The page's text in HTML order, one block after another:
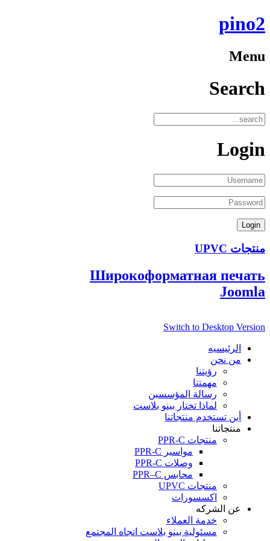
pino2
Menu
Search
Login
منتجات UPVC
Широкоформатная печать
Joomla
Switch to Desktop Version
الرئيسيه
من نحن
رؤيتنا
مهمتنا
رسالة المؤسسين
لماذا تختار بينو بلاست
أين تستخدم منتجاتنا
منتجاتنا
منتجات PPR-C
مواسير PPR-C
وصلات PPR-C
محابس PPR–C
منتجات UPVC
اكسسورات
عن الشركه
خدمة العملاء
مسئولية بينو بلاست اتجاه المجتمع